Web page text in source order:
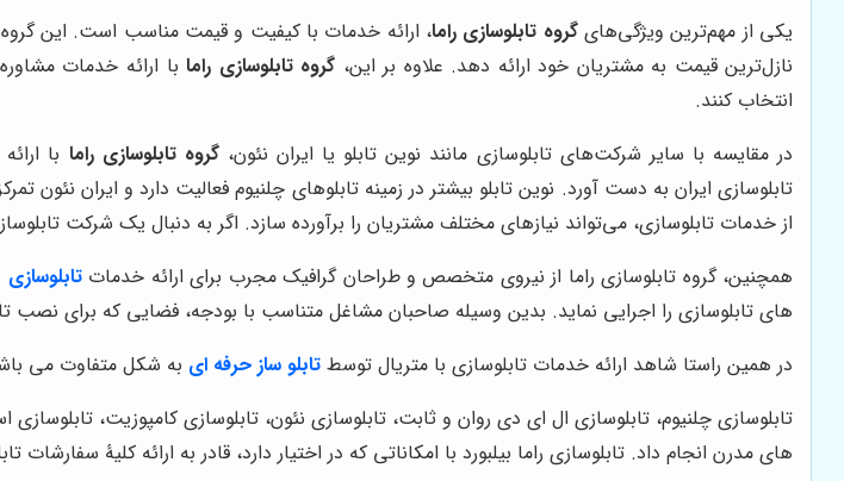
یکی از مهم‌ترین ویژگی‌هایگروه تابلوسازی راما، ارائه خدمات با کیفیت و قیمت مناسب است. این گروه
نازل‌ترین قیمت به مشتریان خود ارائه دهد. علاوه بر این، گروه تابلوسازی رامابا ارائه خدمات
انتخاب کنند.
در مقایسه با سایر شرکت‌های تابلوسازی مانند نوین تابلو یا ایران نئون،گروه تابلوسازی راما با
تابلوسازی ایران به دست آورد. نوین تابلو بیشتر در زمینه تابلوهای چلنیوم فعالیت دارد و ایران نئون
از خدمات تابلوسازی، می‌تواند نیازهای مختلف مشتریان را برآورده سازد. اگر به دنبال یک شرکت
همچنین، گروه تابلوسازی راما از نیروی متخصص و طراحان گرافیک مجرب برای ارائه خدماتتابلوسازی
های تابلوسازی را اجرایی نماید. بدین وسیله صاحبان مشاغل متناسب با بودجه، فضایی که برای نصب
در همین راستا شاهد ارائه خدمات تابلوسازی با متریال توسط تابلو ساز حرفه ای به شکل متفاوت می
تابلوسازی چلنیوم، تابلوسازی ال ای دی روان و ثابت، تابلوسازی نئون، تابلوسازی کامپوزیت،
های مدرن انجام داد. تابلوسازی راما بیلبورد با امکاناتی که در اختیار دارد، قادر به ارائه کلیۀ